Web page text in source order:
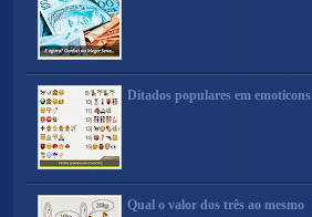
Ditados populares em emoticons
Qual o valor dos três ao mesmo